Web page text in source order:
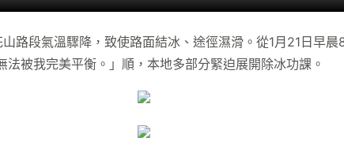
路段氣溫驟降，致使路面結冰、途徑濕滑。從1月21日早
被我完美平衡。」順，本地多部分緊迫展開除冰功課。